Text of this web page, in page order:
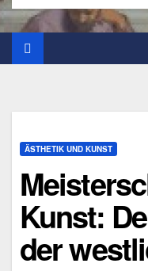
ÄSTHETIK UND KUNST
Kunst:
der